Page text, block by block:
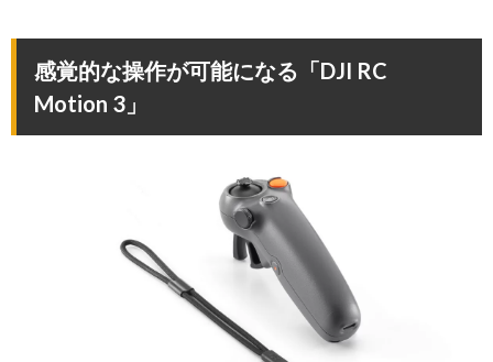
感覚的な操作が可能になる「DJI RC
Motion 3」